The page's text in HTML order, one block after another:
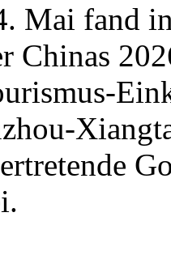
Mai fand
Chinas